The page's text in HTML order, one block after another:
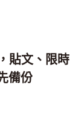
貼文、限時
備份